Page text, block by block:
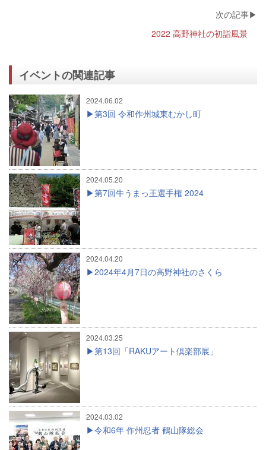
2022 高野神社の初詣風景
イベントの関連記事
2024.06.02
第3回 令和作州城東むかし町
2024.05.20
第7回牛うまっ王選手権 2024
2024.04.20
2024年4月7日の高野神社のさくら
2024.03.25
第13回「RAKUアート倶楽部展」
2024.03.02
令和6年 作州忍者 鶴山隊総会